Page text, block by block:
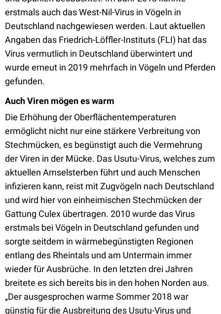
erstmals auch das West-Nil-Virus in Vögeln in
Deutschland nachgewiesen werden. Laut aktuellen
Angaben das Friedrich-Löffler-Instituts (FLI) hat das
Virus vermutlich in Deutschland überwintert und
wurde erneut in 2019 mehrfach in Vögeln und Pferden
gefunden.
Auch Viren mögen es warm
Die Erhöhung der Oberflächentemperaturen
ermöglicht nicht nur eine stärkere Verbreitung von
Stechmücken, es begünstigt auch die Vermehrung
der Viren in der Mücke. Das Usutu-Virus, welches zum
aktuellen Amselsterben führt und auch Menschen
infizieren kann, reist mit Zugvögeln nach Deutschland
und wird hier von einheimischen Stechmücken der
Gattung Culex übertragen. 2010 wurde das Virus
erstmals bei Vögeln in Deutschland gefunden und
sorgte seitdem in wärmebegünstigten Regionen
entlang des Rheintals und am Untermain immer
wieder für Ausbrüche. In den letzten drei Jahren
breitete es sich bereits bis in den hohen Norden aus.
„Der ausgesprochen warme Sommer 2018 war
günstig für die Ausbreitung des Usutu-Virus und